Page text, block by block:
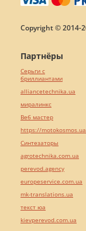
Copyright © 2014-
Партнёры
Серьги с
бриллиантами
alliancetechnika.ua
миралинкс
Веб мастер
https://
Синтезаторы
agrotechnika.com.ua
perevod.agency
europeservice.com.ua
mk-translations.ua
текст юа
kievperevod.com.ua